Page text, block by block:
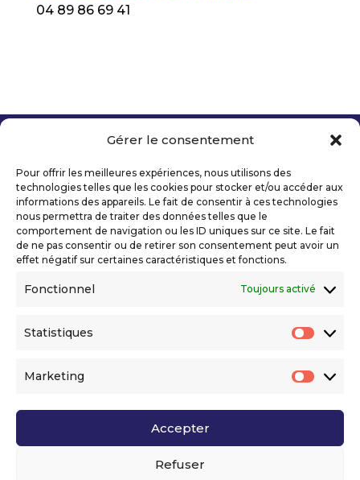
Gérer le consentement
Pour offrir les meilleures expériences, nous utilisons des
technologies telles que les cookies pour stocker et/ou accéder aux
informations des appareils. Le fait de consentir à ces technologies
nous permettra de traiter des données telles que le
comportement de navigation ou les ID uniques sur ce site. Le fait
de ne pas consentir ou de retirer son consentement peut avoir un
effet négatif sur certaines caractéristiques et fonctions.
Fonctionnel Toujours activé
Statistiques
Marketing
Accepter
Refuser
04 89 86 69 41
Mentions légales
Politique de confidentialité
Déclaration d’accessibilité numérique
Ils nous soutiennent
Voir l’ensemble de nos partenaires